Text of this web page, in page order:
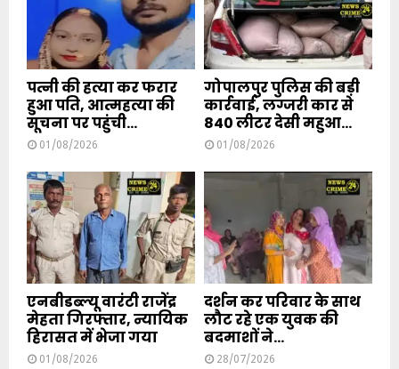
पत्नी की हत्या कर फरार
हुआ पति, आत्महत्या की
सूचना पर पहुंची...
01/08/2026
गोपालपुर पुलिस की बड़ी
कार्रवाई, लग्जरी कार से
840 लीटर देसी महुआ...
01/08/2026
एनबीडब्ल्यू वारंटी राजेंद्र
मेहता गिरफ्तार, न्यायिक
हिरासत में भेजा गया
01/08/2026
दर्शन कर परिवार के साथ
लौट रहे एक युवक की
बदमाशों ने...
28/07/2026